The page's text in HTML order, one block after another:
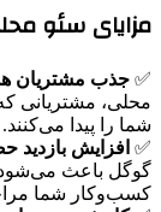
مزایای سئو
✅ جذب مشتریان
محلی، مشتریانی
شما را پیدا می‌کنند.
✅ افزایش
گوگل باعث می‌شود
کسب‌وکار شما